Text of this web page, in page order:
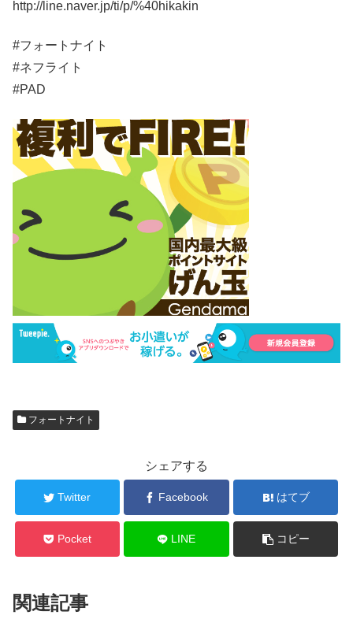
http://line.naver.jp/ti/p/%40hikakin
#フォートナイト
#ネフライト
#PAD
フォートナイト
シェアする
Twitter Facebook はてブ
Pocket LINE コピー
関連記事